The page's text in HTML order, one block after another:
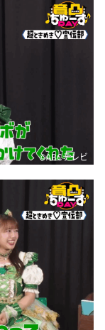
©ABCテレビ